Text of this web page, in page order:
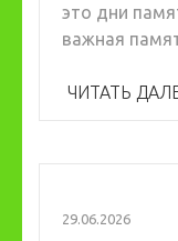
это дни
важная
ЧИТАТЬ
29.06.2026